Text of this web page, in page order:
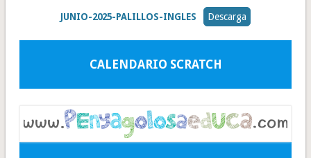
JUNIO-2025-PALILLOS-INGLES Descarga
CALENDARIO SCRATCH